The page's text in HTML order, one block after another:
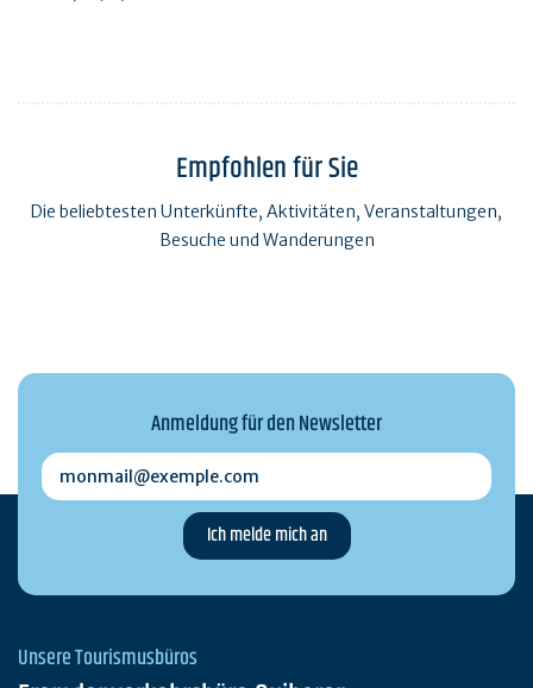
Empfohlen für Sie
Die beliebtesten Unterkünfte, Aktivitäten, Veranstaltungen,
Besuche und Wanderungen
Anmeldung für den Newsletter
monmail@exemple.com
Unsere Tourismusbüros